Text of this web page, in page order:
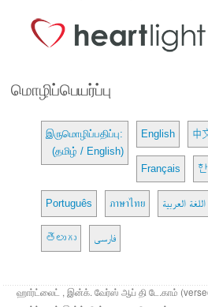
மொழிப்பெயர்ப்பு
இருமொழிப்பதிப்பு:
(தமிழ் / English)
English 中
Français
Português ภาษาไทย اللغة العربية
తెలుగు فارسی
ஹார்ட்லைட் , இன்க். வேர்ஸ் ஆப் தி டே.காம்